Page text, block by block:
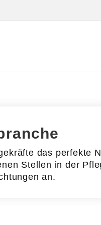
das perfekte
Stellen in der
an.